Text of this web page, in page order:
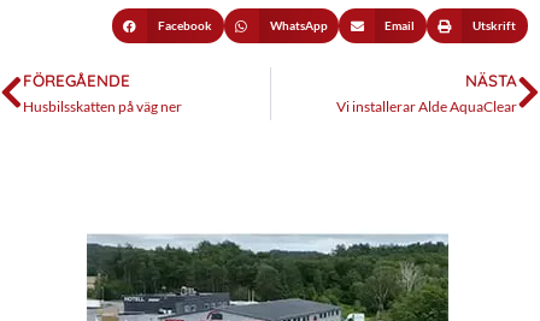
Facebook WhatsApp Email Utskrift
FÖREGÅENDE
Husbilsskatten på väg ner
NÄSTA
Vi installerar Alde AquaClear